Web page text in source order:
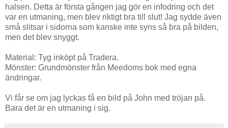
halsen. Detta är första gången jag gör en infodring och det
var en utmaning, men blev riktigt bra till slut! Jag sydde även
små slitsar i sidorna som kanske inte syns så bra på bilden,
men det blev snyggt.
Material: Tyg inköpt på Tradera.
Mönster: Grundmönster från Meedoms bok med egna
ändringar.
Vi får se om jag lyckas få en bild på John med tröjan på.
Bara det är en utmaning i sig.